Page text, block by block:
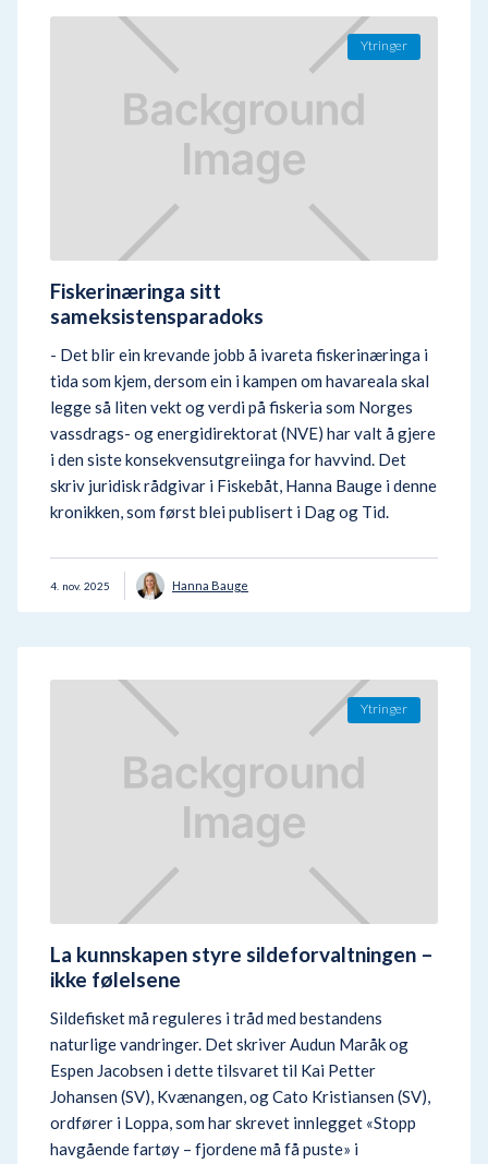
Ytringer
Fiskerinæringa sitt
sameksistensparadoks
- Det blir ein krevande jobb å ivareta fiskerinæringa i
tida som kjem, dersom ein i kampen om havareala skal
legge så liten vekt og verdi på fiskeria som Norges
vassdrags- og energidirektorat (NVE) har valt å gjere
i den siste konsekvensutgreiinga for havvind. Det
skriv juridisk rådgivar i Fiskebåt, Hanna Bauge i denne
kronikken, som først blei publisert i Dag og Tid.
4 nov. 2025 Hanna Bauge
Ytringer
La kunnskapen styre sildeforvaltningen –
ikke følelsene
Sildefisket må reguleres i tråd med bestandens
naturlige vandringer. Det skriver Audun Maråk og
Espen Jacobsen i dette tilsvaret til Kai Petter
Johansen (SV), Kvænangen, og Cato Kristiansen (SV),
ordfører i Loppa, som har skrevet innlegget «Stopp
havgående fartøy – fjordene må få puste» i